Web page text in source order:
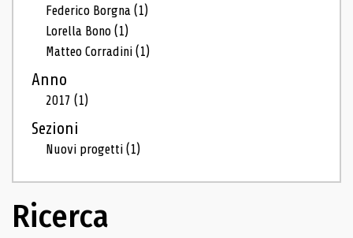
Federico Borgna(1)
Lorella Bono(1)
Matteo Corradini(1)
Anno
2017(1)
Sezioni
Nuovi progetti(1)
Ricerca